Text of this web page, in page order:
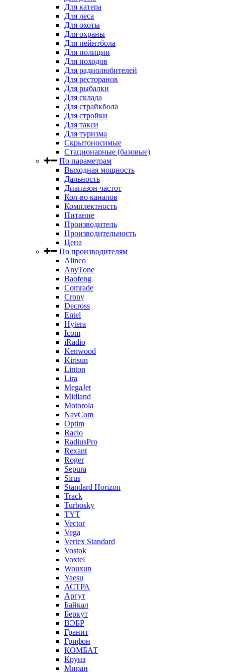
Для катера
Для леса
Для охоты
Для охраны
Для пейнтбола
Для полиции
Для походов
Для радиолюбителей
Для ресторанов
Для рыбалки
Для склада
Для страйкбола
Для стройки
Для такси
Для туризма
Скрытоносимые
Стационарные (базовые)
По параметрам
Выходная мощность
Дальность
Диапазон частот
Кол-во каналов
Комплектность
Питание
Производитель
Производительность
Цена
По производителям
Alinco
AnyTone
Baofeng
Comrade
Crony
Decross
Entel
Hytera
Icom
iRadio
Kenwood
Kirisun
Linton
Lira
MegaJet
Midland
Motorola
NavCom
Optim
Racio
RadiusPro
Rexant
Roger
Sepura
Sirus
Standard Horizon
Track
Turbosky
TYT
Vector
Vega
Vertex Standard
Vostok
Voxtel
Wouxun
Yaesu
АСТРА
Аргут
Байкал
Беркут
ВЭБР
Гранит
Грифон
КОМБАТ
Круиз
Миран